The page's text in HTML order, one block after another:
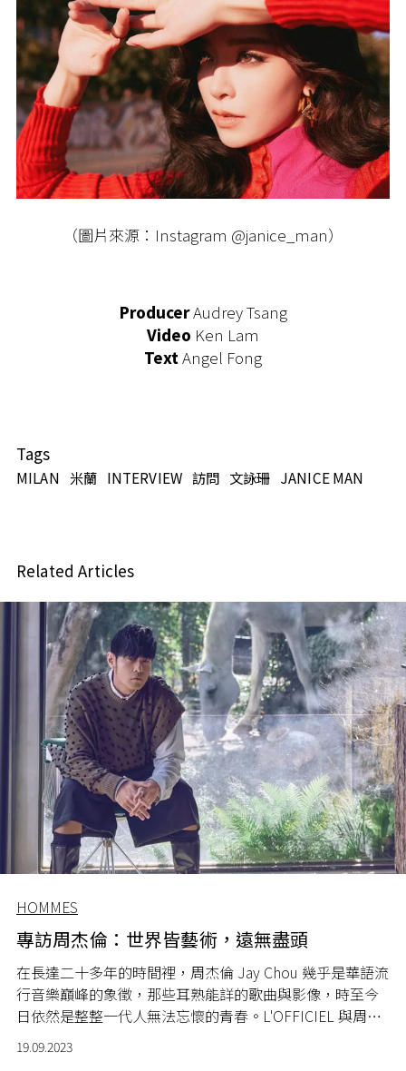
（圖片來源：Instagram @janice_man）
ProducerAudrey Tsang
Video Ken Lam
TextAngel Fong
Tags
MILAN 米蘭 INTERVIEW 訪問 文詠珊 JANICE MAN
Related Articles
HOMMES
專訪周杰倫：世界皆藝術，遠無盡頭
在長達二十多年的時間裡，周杰倫 Jay Chou 幾乎是華語流
行音樂巔峰的象徵，那些耳熟能詳的歌曲與影像，時至今
日依然是整整一代人無法忘懷的青春。L'OFFICIEL 與周杰
倫首度攜手開啟全球九月刊企劃，共同探尋文化聯結的深
遠意義。
19.09.2023